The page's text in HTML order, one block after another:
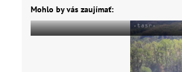
Mohlo by vás zaujímať: